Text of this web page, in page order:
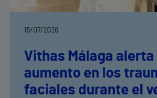
15/07/2026
Vithas Málaga alerta
aumento en los
faciales durante el